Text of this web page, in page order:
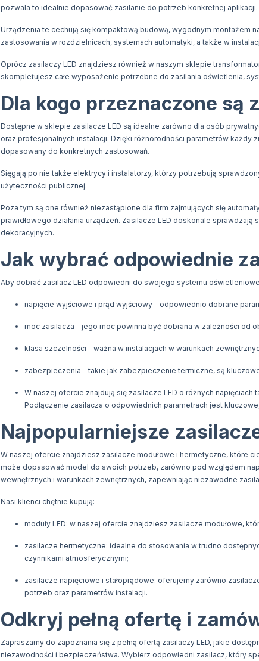
pozwala to idealnie dopasować zasilanie do potrzeb konkretnej aplikacji.
Urządzenia te cechują się kompaktową budową, wygodnym montażem
zastosowania w rozdzielnicach, systemach automatyki, a także w
Oprócz zasilaczy LED znajdziesz również w naszym sklepie
skompletujesz całe wyposażenie potrzebne do zasilania oświetlenia,
Dla kogo przeznaczone są
Dostępne w sklepie zasilacze LED są idealne zarówno dla osób
oraz profesjonalnych instalacji. Dzięki różnorodności parametrów
dopasowany do konkretnych zastosowań.
Sięgają po nie także elektrycy i instalatorzy, którzy potrzebują
użyteczności publicznej.
Poza tym są one również niezastąpione dla firm zajmujących się
prawidłowego działania urządzeń. Zasilacze LED doskonale
dekoracyjnych.
Jak wybrać odpowiednie
Aby dobrać zasilacz LED odpowiedni do swojego systemu
napięcie wyjściowe i prąd wyjściowy – odpowiednio dobrane
moc zasilacza – jego moc powinna być dobrana w zależności od
klasa szczelności – ważna w instalacjach w warunkach
zabezpieczenia – takie jak zabezpieczenie termiczne, są
W naszej ofercie znajdują się zasilacze LED o różnych napięciach
Podłączenie zasilacza o odpowiednich parametrach jest
Najpopularniejsze
W naszej ofercie znajdziesz zasilacze modułowe i hermetyczne, które
może dopasować model do swoich potrzeb, zarówno pod względem
wewnętrznych i warunkach zewnętrznych, zapewniając niezawodne
Nasi klienci chętnie kupują:
moduły LED: w naszej ofercie znajdziesz zasilacze modułowe,
zasilacze hermetyczne: idealne do stosowania w trudno
czynnikami atmosferycznymi;
zasilacze napięciowe i stałoprądowe: oferujemy zarówno
potrzeb oraz parametrów instalacji.
Odkryj pełną ofertę i
Zapraszamy do zapoznania się z pełną ofertą zasilaczy LED, jakie
niezawodności i bezpieczeństwa. Wybierz odpowiedni zasilacz, który